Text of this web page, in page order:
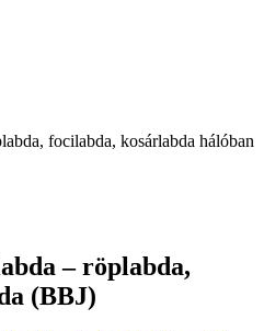
– röplabda,
(BBJ)